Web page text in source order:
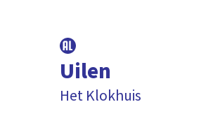
Uilen
Het Klokhuis